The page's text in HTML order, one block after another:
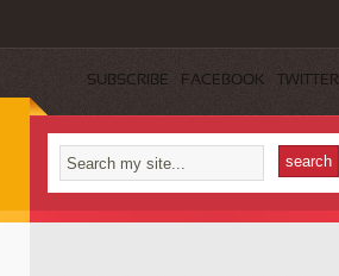
SUBSCRIBE FACEBOOK TWITTER